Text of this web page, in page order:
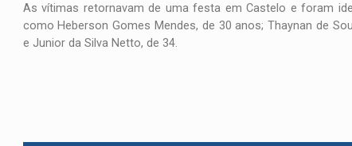
As vítimas retornavam de uma festa em Castelo e foram
como Heberson Gomes Mendes, de 30 anos; Thaynan de
e Junior da Silva Netto, de 34.